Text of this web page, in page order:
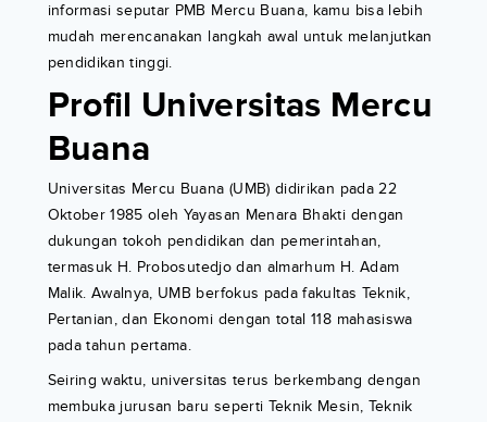
informasi seputar PMB Mercu Buana, kamu bisa lebih
mudah merencanakan langkah awal untuk melanjutkan
pendidikan tinggi.
Profil Universitas Mercu
Buana
Universitas Mercu Buana (UMB) didirikan pada 22
Oktober 1985 oleh Yayasan Menara Bhakti dengan
dukungan tokoh pendidikan dan pemerintahan,
termasuk H. Probosutedjo dan almarhum H. Adam
Malik. Awalnya, UMB berfokus pada fakultas Teknik,
Pertanian, dan Ekonomi dengan total 118 mahasiswa
pada tahun pertama.
Seiring waktu, universitas terus berkembang dengan
membuka jurusan baru seperti Teknik Mesin, Teknik